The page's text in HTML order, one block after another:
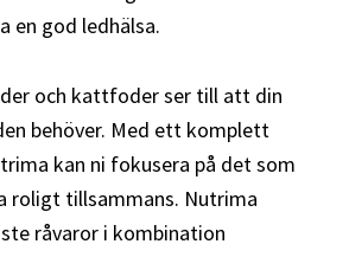
en god ledhälsa.
och kattfoder ser till att din
behöver. Med ett komplett
kan ni fokusera på det som
roligt tillsammans. Nutrima
råvaror i kombination